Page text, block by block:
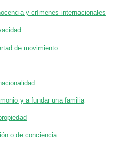
y crímenes internacionales
de movimiento
y a fundar una familia
o de conciencia